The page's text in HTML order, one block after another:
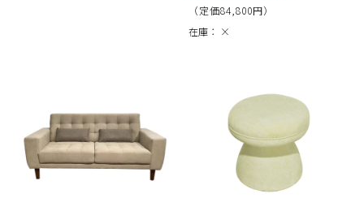
（定価84,800円）
在庫： ×